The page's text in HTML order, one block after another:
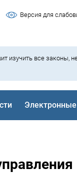
Версия для
изучить все законы,